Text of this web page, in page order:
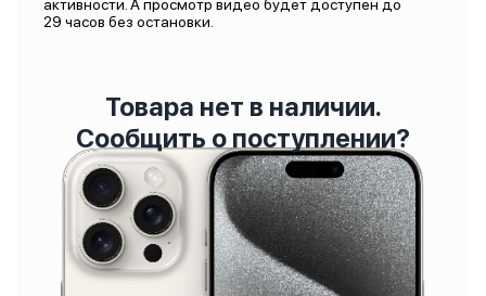
активности. А просмотр видео будет доступен до
29 часов без остановки.
Товара нет в наличии.
Сообщить о поступлении?